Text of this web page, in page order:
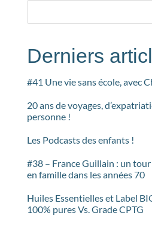
Derniers
#41 Une vie sans école, avec
20 ans de voyages,
personne !
Les Podcasts des enfants !
#38 – France Guillain : un
en famille dans les années 70
Huiles Essentielles et Label
100% pures Vs. Grade CPTG